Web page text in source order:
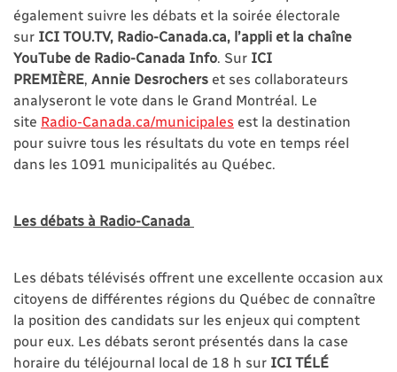
également suivre les débats et la soirée électorale
sur ICI TOU.TV, Radio-Canada.ca, l’appli et la chaîne
YouTube de Radio-Canada Info . Sur ICI
PREMIÈRE Annie Desrochers et ses collaborateurs
analyseront le vote dans le Grand Montréal. Le
site Radio-Canada.ca/municipales est la destination
pour suivre tous les résultats du vote en temps réel
dans les 1091 municipalités au Québec.
Les débats à Radio-Canada
Les débats télévisés offrent une excellente occasion aux
citoyens de différentes régions du Québec de connaître
la position des candidats sur les enjeux qui comptent
pour eux. Les débats seront présentés dans la case
horaire du téléjournal local de 18 h sur ICI TÉLÉ